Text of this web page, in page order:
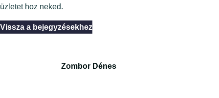
üzletet hoz neked.
Vissza a bejegyzésekhez
Zombor Dénes